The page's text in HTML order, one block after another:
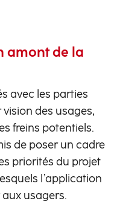
amont de la
avec les parties
des usages,
freins potentiels.
de poser un cadre
priorités du projet
l’application
usagers.